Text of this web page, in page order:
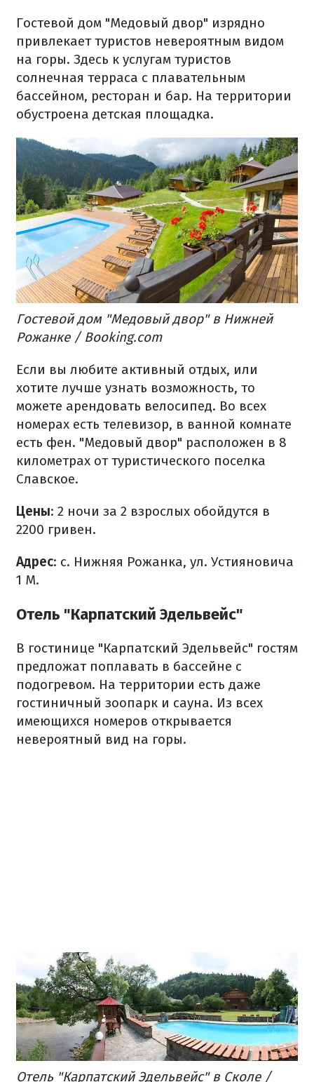
Гостевой дом "Медовый двор" изрядно
привлекает туристов невероятным видом
на горы. Здесь к услугам туристов
солнечная терраса с плавательным
бассейном, ресторан и бар. На территории
обустроена детская площадка.
Гостевой дом "Медовый двор" в Нижней
Рожанке / Booking.com
Если вы любите активный отдых, или
хотите лучше узнать возможность, то
можете арендовать велосипед. Во всех
номерах есть телевизор, в ванной комнате
есть фен. "Медовый двор" расположен в 8
километрах от туристического поселка
Славское.
Цены: 2 ночи за 2 взрослых обойдутся в
2200 гривен.
Адрес: с. Нижняя Рожанка, ул. Устияновича
1 М.
Отель "Карпатский Эдельвейс"
В гостинице "Карпатский Эдельвейс" гостям
предложат поплавать в бассейне с
подогревом. На территории есть даже
гостиничный зоопарк и сауна. Из всех
имеющихся номеров открывается
невероятный вид на горы.
Отель "Карпатский Эдельвейс" в Сколе /